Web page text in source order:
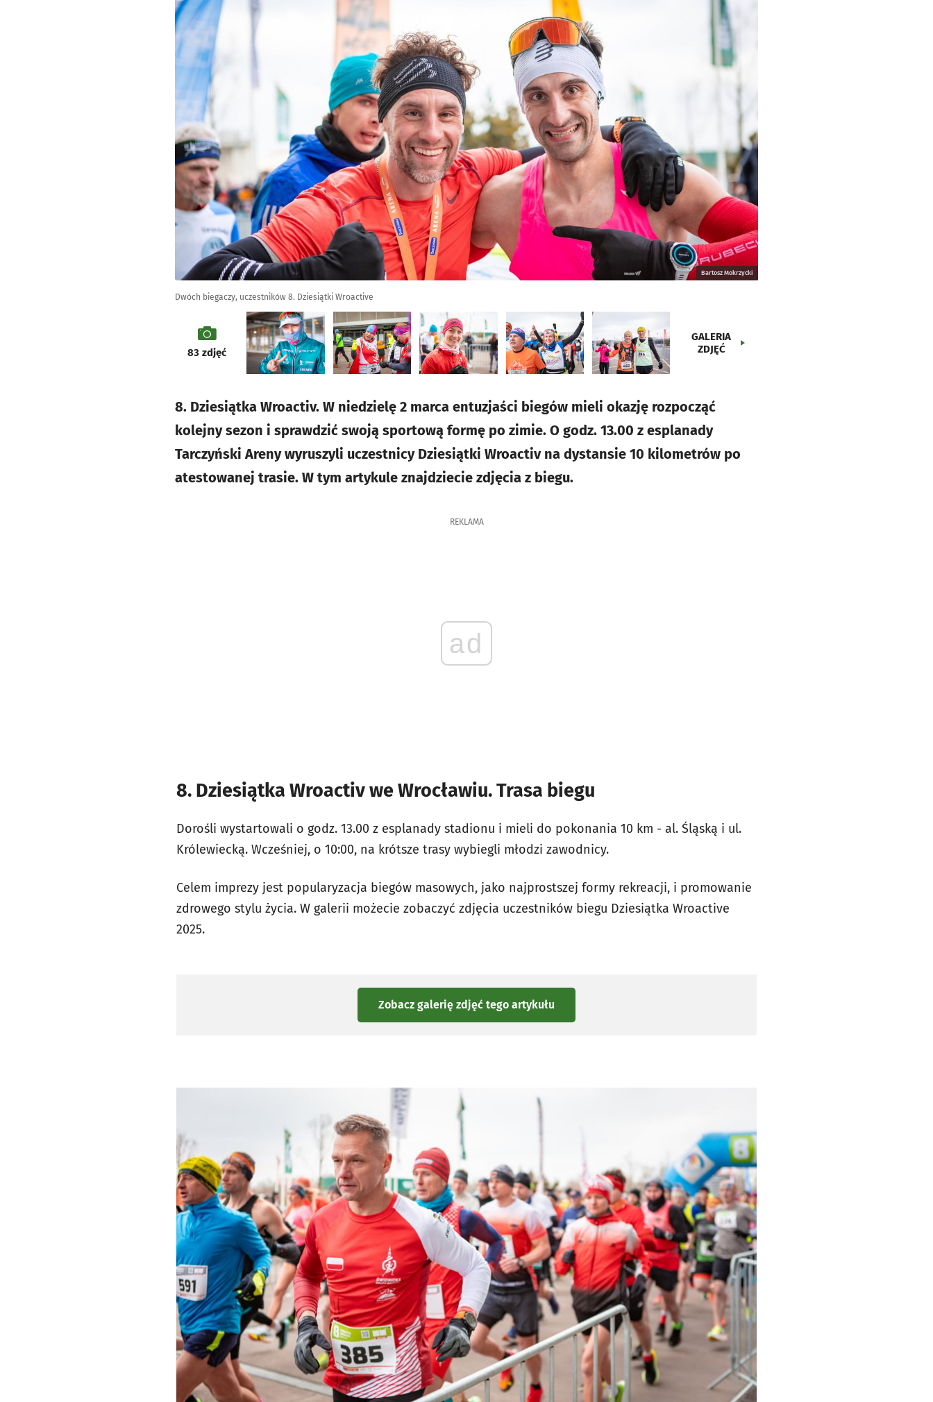
Bartosz Mokrzycki
Dwóch biegaczy, uczestników 8. Dziesiątki Wroactive
galeria
83zdjęć
GALERIA
ZDJĘĆ
8. Dziesiątka Wroactiv. W niedzielę 2 marca entuzjaści biegów mieli okazję rozpocząć
kolejny sezon i sprawdzić swoją sportową formę po zimie. O godz. 13.00 z esplanady
Tarczyński Areny wyruszyli uczestnicy Dziesiątki Wroactiv na dystansie 10 kilometrów po
atestowanej trasie. W tym artykule znajdziecie zdjęcia z biegu.
REKLAMA
ad
8. Dziesiątka Wroactiv we Wrocławiu. Trasa biegu
Dorośli wystartowali o godz. 13.00 z esplanady stadionu i mieli do pokonania 10 km - al. Śląską i ul.
Królewiecką. Wcześniej, o 10:00, na krótsze trasy wybiegli młodzi zawodnicy.
Celem imprezy jest popularyzacja biegów masowych, jako najprostszej formy rekreacji, i promowanie
zdrowego stylu życia. W galerii możecie zobaczyć zdjęcia uczestników biegu Dziesiątka Wroactive
2025.
Zobacz galerię zdjęć tego artykułu